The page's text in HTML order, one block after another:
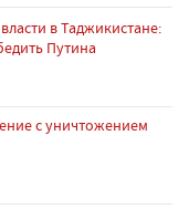
в Таджикистане:
Путина
с уничтожением